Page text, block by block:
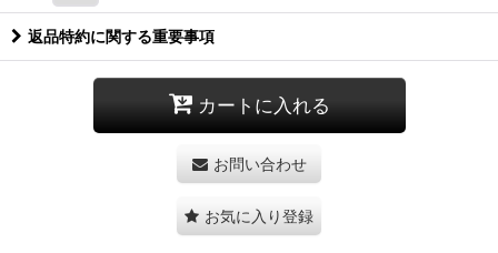
返品特約に関する重要事項
カートに入れる
お問い合わせ
お気に入り登録